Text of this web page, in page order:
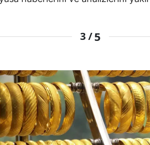
Tokat
Tunceli
Şanlıurfa
Uşak
Van
3 /5